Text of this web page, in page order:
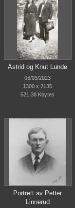
Astrid og Knut Lunde
06/03/2023
1300 x 2135
521,38 Kbytes
Portrett av Petter
Linnerud